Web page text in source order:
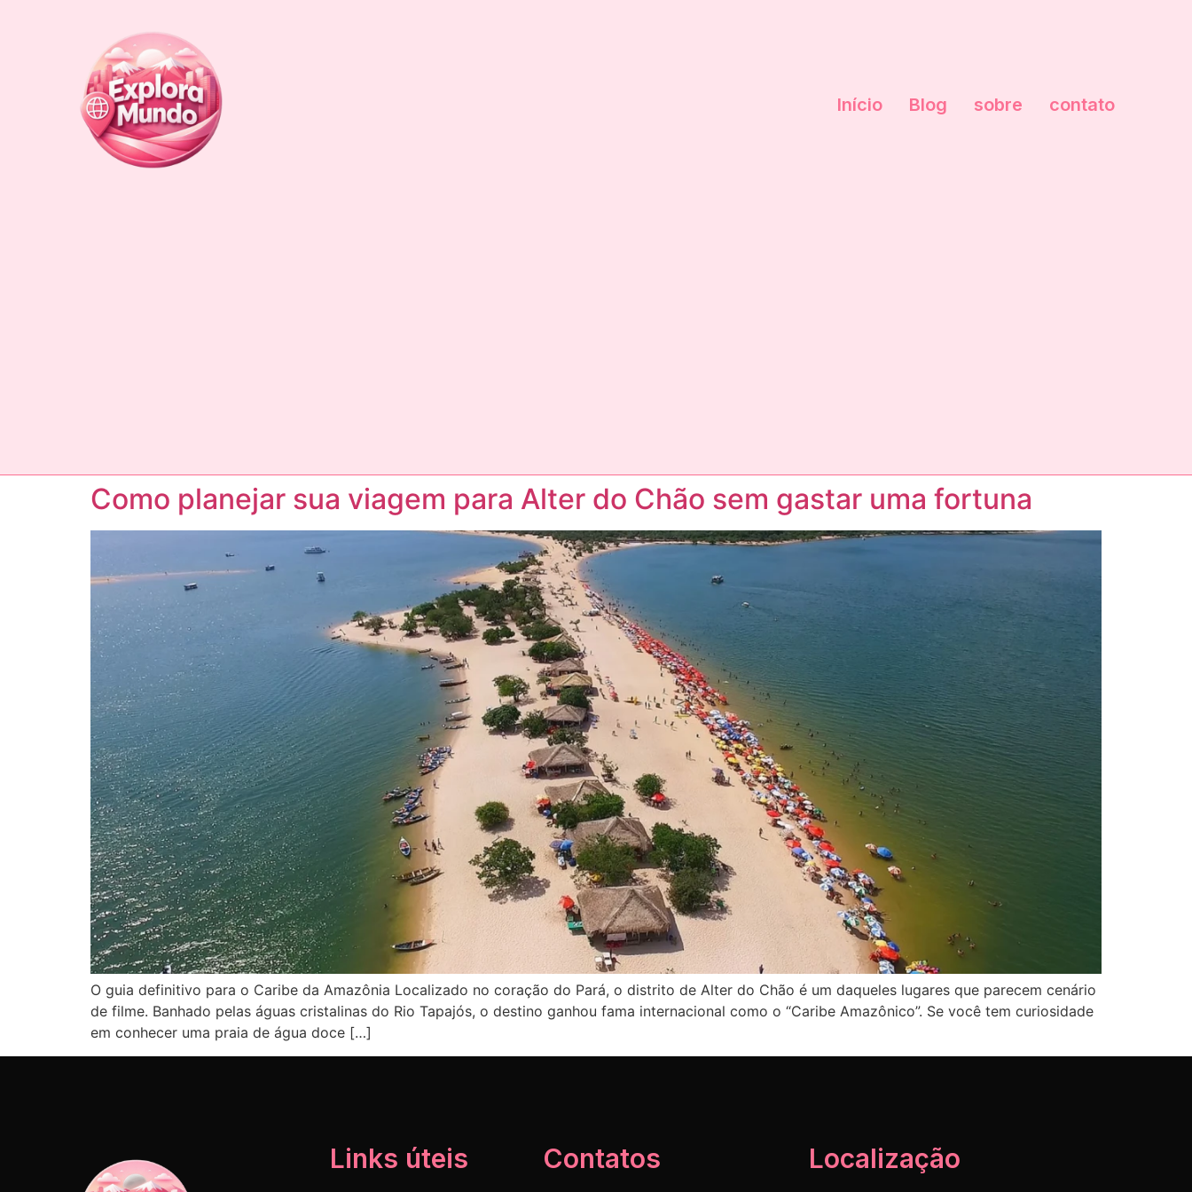
Início Blog sobre contato
Como planejar sua viagem para Alter do Chão sem gastar uma fortuna
O guia definitivo para o Caribe da Amazônia Localizado no coração do Pará, o distrito de Alter do Chão é um daqueles lugares que parecem cenário
de filme. Banhado pelas águas cristalinas do Rio Tapajós, o destino ganhou fama internacional como o “Caribe Amazônico”. Se você tem curiosidade
em conhecer uma praia de água doce […]
Links úteis Contatos Localização